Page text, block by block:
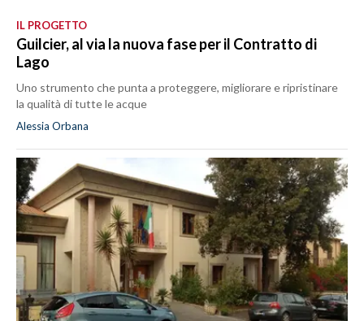
IL PROGETTO
Guilcier, al via la nuova fase per il Contratto di
Lago
Uno strumento che punta a proteggere, migliorare e ripristinare
la qualità di tutte le acque
Alessia Orbana